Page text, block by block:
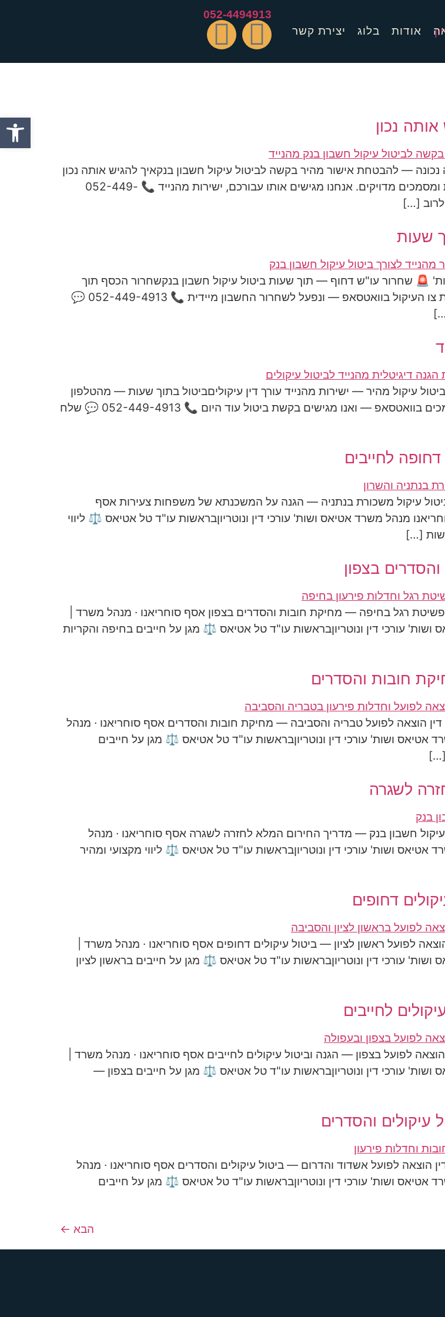
אודות בלוג יצירת קשר
052-4494913
נכון
— להבטחת אישור מהיר בקשה לביטול עיקול חשבון בנקאיך להגיש אותה נכון
טופס 214 דורש יותר ממילוי טכני — הוא דורש עילות משפטיות ומסמכים מדויקים. אנחנו מגישים אותו עבורכם, ישירות מהנייד 📞 052-449-
שעות
🚨 שחרור עו"ש דחוף — תוך שעות ביטול עיקול חשבון בנקשחרור הכסף תוך
שעות כרטיס האשראי נחסם והוראות הקבע סורבו? שלחו לנו את צו העיקול בוואטסאפ — ונפעל לשחרור החשבון מיידית 📞 052-449-4913 💬
עיקול מהיר — ישירות מהנייד עורך דין עיקוליםביטול בתוך שעות — מהטלפון
עיקול על חשבון הבנק, המשכורת או הרכב? שלחו לנו את המסמכים בוואטסאפ — ואנו מגישים בקשת ביטול עוד היום 📞 052-449-4913 💬 שלח
לחייבים
עיקול משכורת בנתניה — הגנה על המשכנתא של משפחות צעירות אסף
מנהל משרד אטיאס ושות' עורכי דין ונוטריוןבראשות עו"ד טל אטיאס ⚖️ ליווי
[…]
בצפון
רגל בחיפה — מחיקת חובות והסדרים בצפון אסף סוחריאנו · מנהל משרד |
ושות' עורכי דין ונוטריוןבראשות עו"ד טל אטיאס ⚖️ מגן על חייבים בחיפה והקריות
חובות והסדרים
הוצאה לפועל טבריה והסביבה — מחיקת חובות והסדרים אסף סוחריאנו · מנהל
אטיאס ושות' עורכי דין ונוטריוןבראשות עו"ד טל אטיאס ⚖️ מגן על חייבים
[…]
לשגרה
חשבון בנק — מדריך החירום המלא לחזרה לשגרה אסף סוחריאנו · מנהל
אטיאס ושות' עורכי דין ונוטריוןבראשות עו"ד טל אטיאס ⚖️ ליווי מקצועי ומהיר
דחופים
לפועל ראשון לציון — ביטול עיקולים דחופים אסף סוחריאנו · מנהל משרד |
ושות' עורכי דין ונוטריוןבראשות עו"ד טל אטיאס ⚖️ מגן על חייבים בראשון לציון
לחייבים
לפועל בצפון — הגנה וביטול עיקולים לחייבים אסף סוחריאנו · מנהל משרד |
ושות' עורכי דין ונוטריוןבראשות עו"ד טל אטיאס ⚖️ מגן על חייבים בצפון —
עיקולים והסדרים
הוצאה לפועל אשדוד והדרום — ביטול עיקולים והסדרים אסף סוחריאנו · מנהל
אטיאס ושות' עורכי דין ונוטריוןבראשות עו"ד טל אטיאס ⚖️ מגן על חייבים
הבא ←
פתח